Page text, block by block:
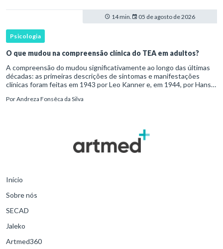
14 min. 05 de agosto de 2026
Psicologia
O que mudou na compreensão clínica do TEA em adultos?
A compreensão do mudou significativamente ao longo das últimas
décadas: as primeiras descrições de sintomas e manifestações
clínicas foram feitas em 1943 por Leo Kanner e, em 1944, por Hans
PorAndreza Fonsêca da Silva
Início
Sobre nós
SECAD
Jaleko
Artmed360